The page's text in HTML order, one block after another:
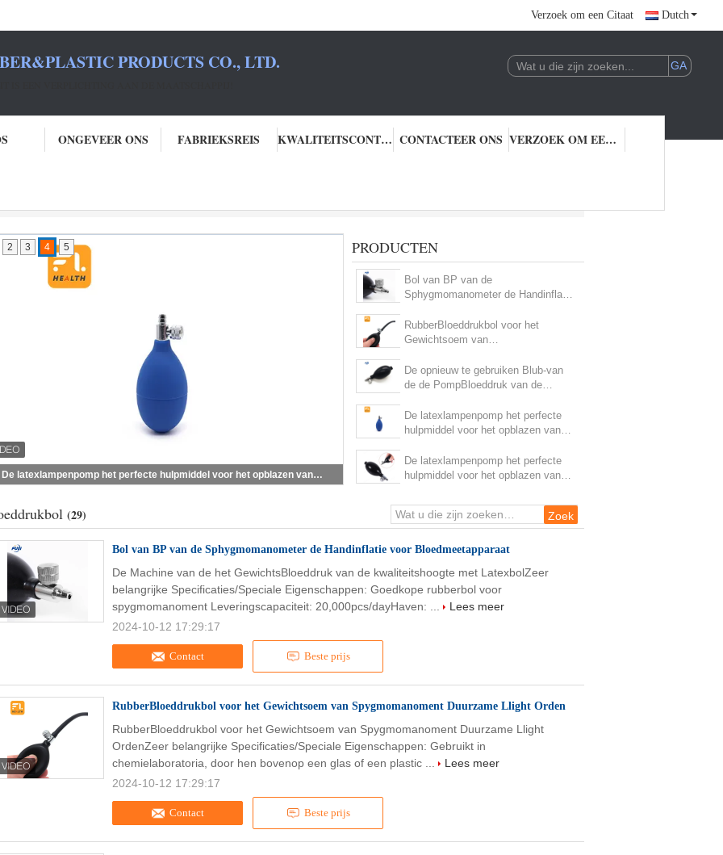
Verzoek om een Citaat Dutch
PRODUCTS CO., LTD.
ONGEVEER ONS FABRIEKSREIS KWALITEITSCONTROLE CONTACTEER ONS VERZOEK OM EEN CITAAT
De latexlampenpomp het perfecte hulpmiddel voor het opblazen van medische apparaten en recreatieve voorwerpen
2 3 4 5 PRODUCTEN
Bol van BP van de
Sphygmomanometer de Handinflatie
RubberBloeddrukbol voor het
Gewichtsoem van
Orden
De opnieuw te gebruiken Blub-van
de de PompBloeddruk van de
van Sphygmomanometer
De latexlampenpomp het perfecte
hulpmiddel voor het opblazen van
voorwerpen
De latexlampenpomp het perfecte
hulpmiddel voor het opblazen van
voorwerpen
(29)
Bol van BP van de Sphygmomanometer de Handinflatie voor Bloedmeetapparaat
Contact Beste prijs
De Machine van de het GewichtsBloeddruk van de kwaliteitshoogte met LatexbolZeer
belangrijke Specificaties/Speciale Eigenschappen: Goedkope rubberbol voor
spygmomanoment Leveringscapaciteit: 20,000pcs/dayHaven: ...
Lees meer
2024-10-12 17:29:17
RubberBloeddrukbol voor het Gewichtsoem van Spygmomanoment Duurzame Llight Orden
Contact Beste prijs
RubberBloeddrukbol voor het Gewichtsoem van Spygmomanoment Duurzame Llight
OrdenZeer belangrijke Specificaties/Speciale Eigenschappen: Gebruikt in
chemielaboratoria, door hen bovenop een glas of een plastic ...
Lees meer
2024-10-12 17:29:17